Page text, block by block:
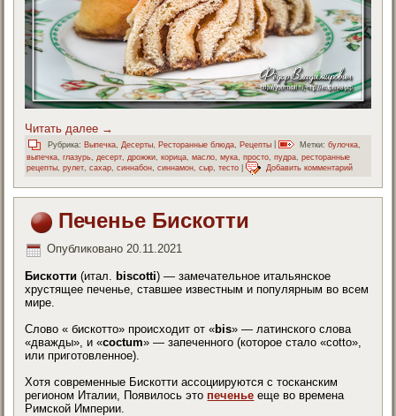
Читать далее →
Рубрика: Выпечка Десерты Ресторанные блюда Рецепты Метки: булочка
выпечка,глазурь,десерт,дрожжи,корица,масло,мука,просто,пудра,ресторанные
рецепты,рулет,сахар,синнабон,синнамон,сыр,тесто | Добавить комментарий
Печенье Бискотти
Опубликовано 20.11.2021
Бискотти (итал. biscotti) — замечательное итальянское
хрустящее печенье, ставшее известным и популярным во всем
мире.
Слово « бискотто» происходит от «bis» — латинского слова
«дважды», и «coctum» — запеченного (которое стало «cotto»,
или приготовленное).
Хотя современные Бискотти ассоциируются с тосканским
регионом Италии, Появилось это печенье еще во времена
Римской Империи.